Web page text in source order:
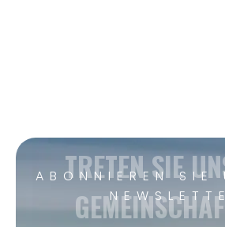
ABONNIEREN SIE
TRETEN SIE